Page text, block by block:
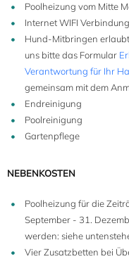
Poolheizung vom Mitte
Internet WIFI Verbindung
Hund-Mitbringen
uns bitte das Formular
Verantwortung für Ihr
gemeinsam mit dem
Endreinigung
Poolreinigung
Gartenpflege
NEBENKOSTEN
Poolheizung für die
September - 31.
werden: siehe
Vier Zusatzbetten bei